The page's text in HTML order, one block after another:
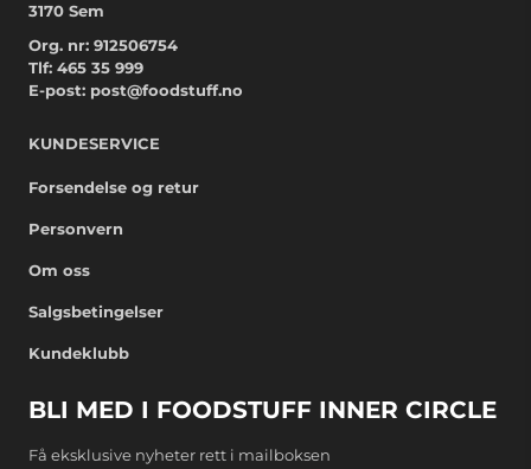
3170 Sem
Org. nr: 912506754
Tlf: 465 35 999
E-post: post@foodstuff.no
KUNDESERVICE
Forsendelse og retur
Personvern
Om oss
Salgsbetingelser
Kundeklubb
BLI MED I FOODSTUFF INNER CIRCLE
Få eksklusive nyheter rett i mailboksen